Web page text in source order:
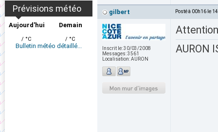
Prévisions météo
Aujourd'hui
/ °C
Demain
/ °C
Bulletin météo détaillé...
gilbert Posté à 00h16 le
Inscrit le:30/03/2008
Messages:3561
Localisation:AURON
AURON